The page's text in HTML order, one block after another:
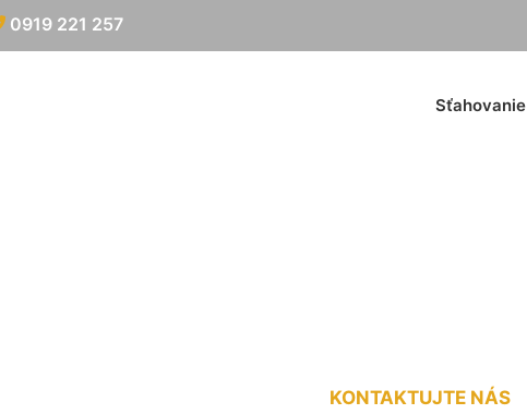
0919 221 257
Sťahovanie
KONTAKTUJTE NÁS